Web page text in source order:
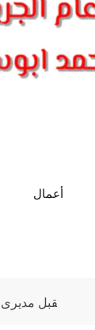
أعمال
عمله و